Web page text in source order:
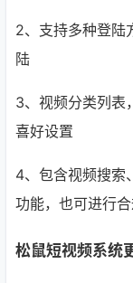
2、支持多种登陆
陆
3、视频分类列表
喜好设置
4、包含视频搜索
功能，也可进行合
松鼠短视频系统